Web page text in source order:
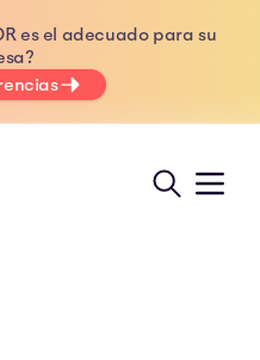
es el adecuado para su